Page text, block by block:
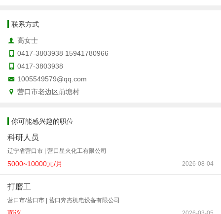
联系方式
高女士
0417-3803938 15941780966
0417-3803938
1005549579@qq.com
营口市老边区前塘村
你可能感兴趣的职位
科研人员
辽宁省营口市 | 营口星火化工有限公司
5000~10000元/月 2026-08-04
打磨工
营口市/营口市 | 营口奔杰机电设备有限公司